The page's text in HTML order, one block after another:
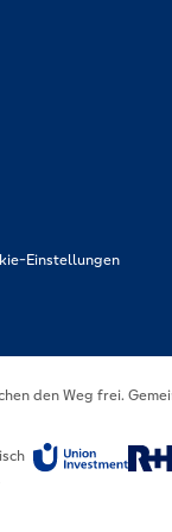
Einstellungen
den Weg frei.